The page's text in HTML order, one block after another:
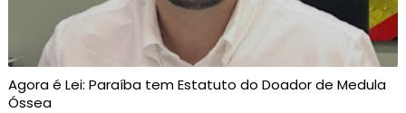
Agora é Lei: Paraíba tem Estatuto do Doador de Medula
Óssea